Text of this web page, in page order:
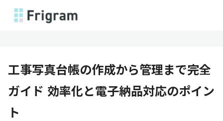
工事写真台帳の作成から管理まで完全
ガイド 効率化と電子納品対応のポイン
ト